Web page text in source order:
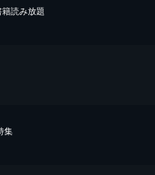
読み放題
集